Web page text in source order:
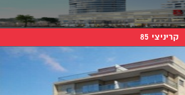
קריניצי 85